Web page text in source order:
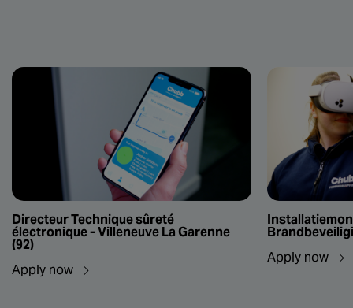
Directeur Technique sûreté
électronique - Villeneuve La Garenne
(92)
Apply now
Apply now